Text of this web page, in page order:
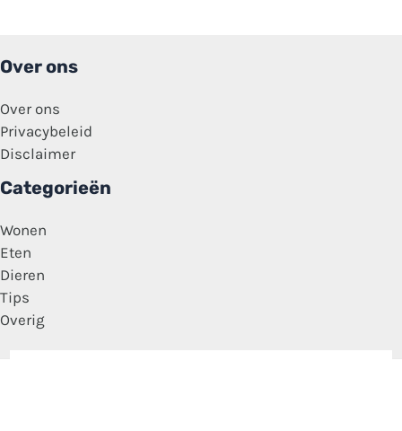
Over ons
Over ons
Privacybeleid
Disclaimer
Categorieën
Wonen
Eten
Dieren
Tips
Overig